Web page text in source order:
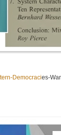
Democracies-